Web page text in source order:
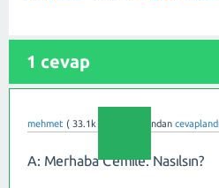
1 cevap
mehmet ( 33.1k tarafından cevaplandı
A: Merhaba Cemile. Nasılsın?